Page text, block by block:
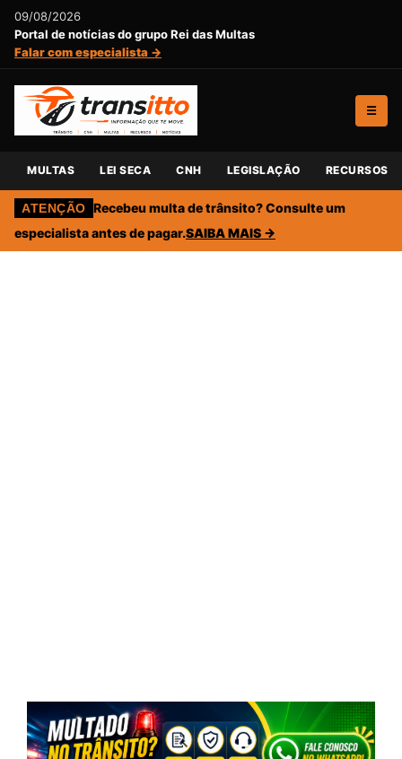
09/08/2026
Portal de notícias do grupo Rei das Multas
Falar com especialista →
☰
MULTAS LEI SECA CNH LEGISLAÇÃO RECURSOS
ATENÇÃO Recebeu multa de trânsito? Consulte um
especialista antes de pagar.SAIBA MAIS →